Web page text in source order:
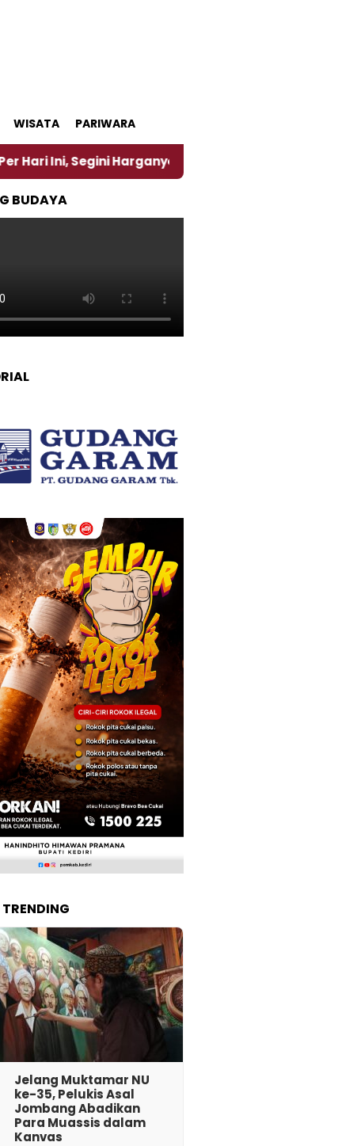
WISATA PARIWARA
Harganya ‎Nasirun Maestro Lukis
BUDAYA
Jelang Muktamar NU
ke-35, Pelukis Asal
Jombang Abadikan
Para Muassis dalam
Kanvas